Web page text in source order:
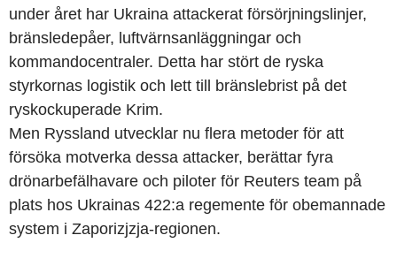
under året har Ukraina attackerat försörjningslinjer,
bränsledepåer, luftvärnsanläggningar och
kommandocentraler. Detta har stört de ryska
styrkornas logistik och lett till bränslebrist på det
ryskockuperade Krim.
Men Ryssland utvecklar nu flera metoder för att
försöka motverka dessa attacker, berättar fyra
drönarbefälhavare och piloter för Reuters team på
plats hos Ukrainas 422:a regemente för obemannade
system i Zaporizjzja-regionen.